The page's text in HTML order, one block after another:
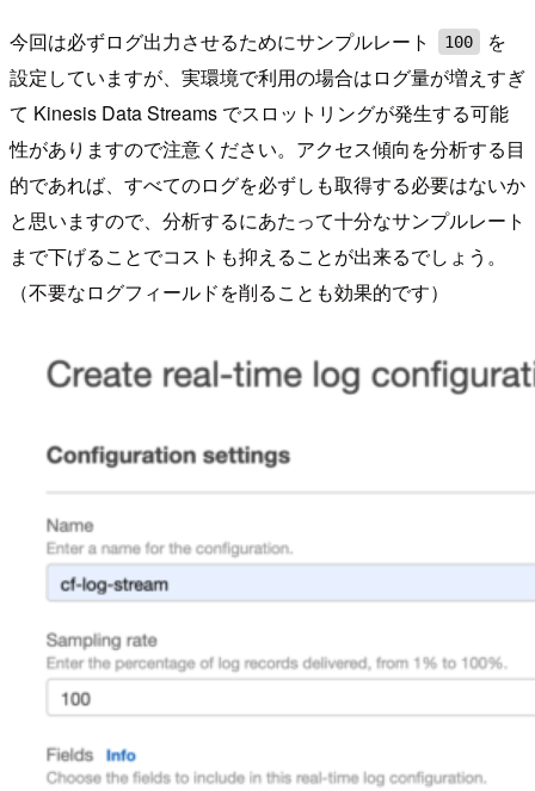
今回は必ずログ出力させるためにサンプルレート 100
を
設定していますが、実環境で利用の場合はログ量が増えすぎ
て Kinesis Data Streams でスロットリングが発生する可能
性がありますので注意ください。アクセス傾向を分析する目
的であれば、すべてのログを必ずしも取得する必要はないか
と思いますので、分析するにあたって十分なサンプルレート
まで下げることでコストも抑えることが出来るでしょう。
（不要なログフィールドを削ることも効果的です）